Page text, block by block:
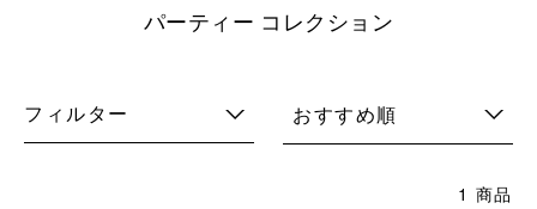
パーティー コレクション
フィルター おすすめ順
1 商品